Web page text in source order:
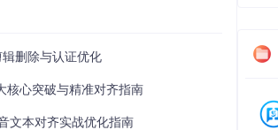
删除与认证优化
核心突破与精准对齐指南
文本对齐实战优化指南